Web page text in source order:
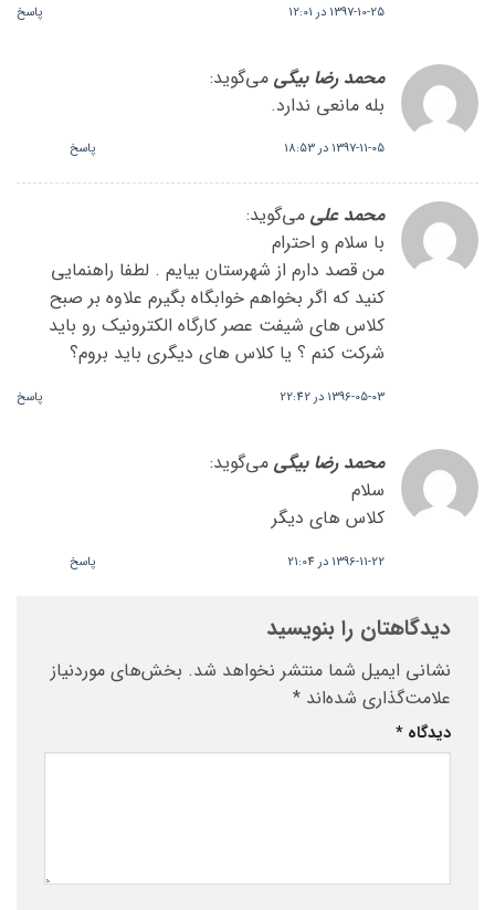
1397-10-25 در 12:01 پاسخ
محمد رضا بیگی می‌گوید:
بله مانعی ندارد.
1397-11-05 در 18:53 پاسخ
محمد علی می‌گوید:
با سلام و احترام
من قصد دارم از شهرستان بیایم . لطفا راهنمایی
کنید که اگر بخواهم خوابگاه بگیرم علاوه بر صبح
کلاس های شیفت عصر کارگاه الکترونیک رو باید
شرکت کنم ؟ یا کلاس های دیگری باید بروم؟
1396-05-03 در 22:42 پاسخ
محمد رضا بیگی می‌گوید:
سلام
کلاس های دیگر
1396-11-22 در 21:04 پاسخ
دیدگاهتان را بنویسید
نشانی ایمیل شما منتشر نخواهد شد. بخش‌های موردنیاز
علامت‌گذاری شده‌اند *
دیدگاه *